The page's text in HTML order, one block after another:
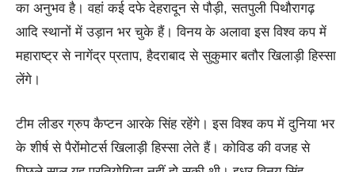
का अनुभव है। वहां कई दफे देहरादून से पौड़ी, सतपुली पिथौरागढ़
आदि स्थानों में उड़ान भर चुके हैं। विनय के अलावा इस विश्व कप में
महाराष्ट्र से नागेंद्र प्रताप, हैदराबाद से सुकुमार बतौर खिलाड़ी हिस्सा
लेंगे।
टीम लीडर ग्रुप कैप्टन आरके सिंह रहेंगे। इस विश्व कप में दुनिया भर
के शीर्ष से पैरोंमोटर्स खिलाड़ी हिस्सा लेते हैं। कोविड की वजह से